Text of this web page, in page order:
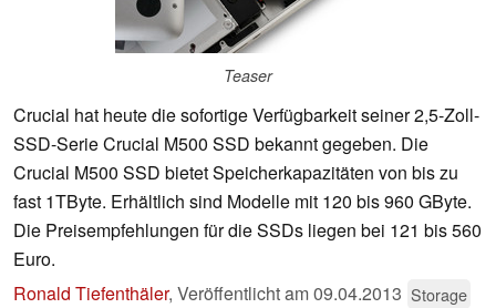
Teaser
Crucial hat heute die sofortige Verfügbarkeit seiner 2,5-Zoll-
SSD-Serie Crucial M500 SSD bekannt gegeben. Die
Crucial M500 SSD bietet Speicherkapazitäten von bis zu
fast 1TByte. Erhältlich sind Modelle mit 120 bis 960 GByte.
Die Preisempfehlungen für die SSDs liegen bei 121 bis 560
Euro.
Ronald Tiefenthäler, Veröffentlicht am09.04.2013 Storage